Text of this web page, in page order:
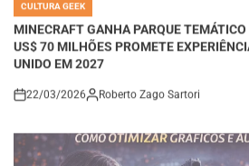
INMINECRAFT GANHA PARQUE
US$ 70 MILHÕES PROMETE
UNIDO EM 2027
22/03/2026 Roberto Zago Sartori